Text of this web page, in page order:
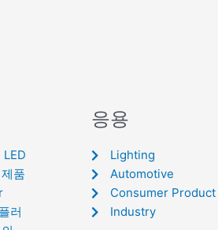
품
러
응용
Lighting
Automotive
Consumer Product
Industry